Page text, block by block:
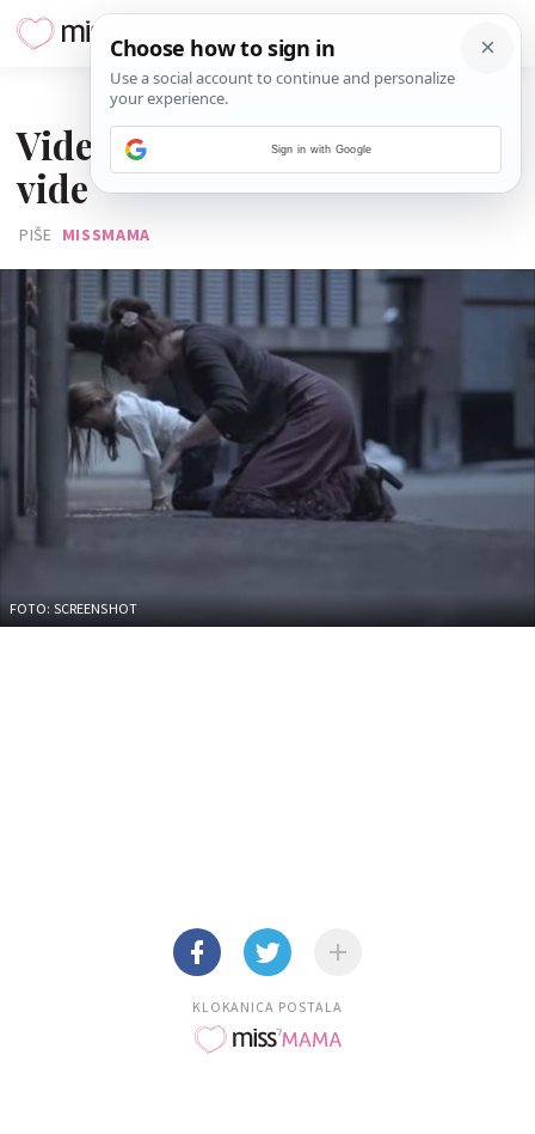
Video: Djeca rade ono što
vide
PIŠE MISSMAMA
FOTO: SCREENSHOT
KLOKANICA POSTALA
Sign in with Google